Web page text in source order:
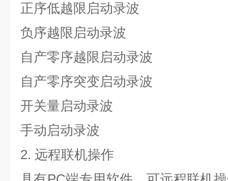
正序低越限启动录波
负序越限启动录波
自产零序越限启动录波
自产零序突变启动录波
开关量启动录波
手动启动录波
2. 远程联机操作